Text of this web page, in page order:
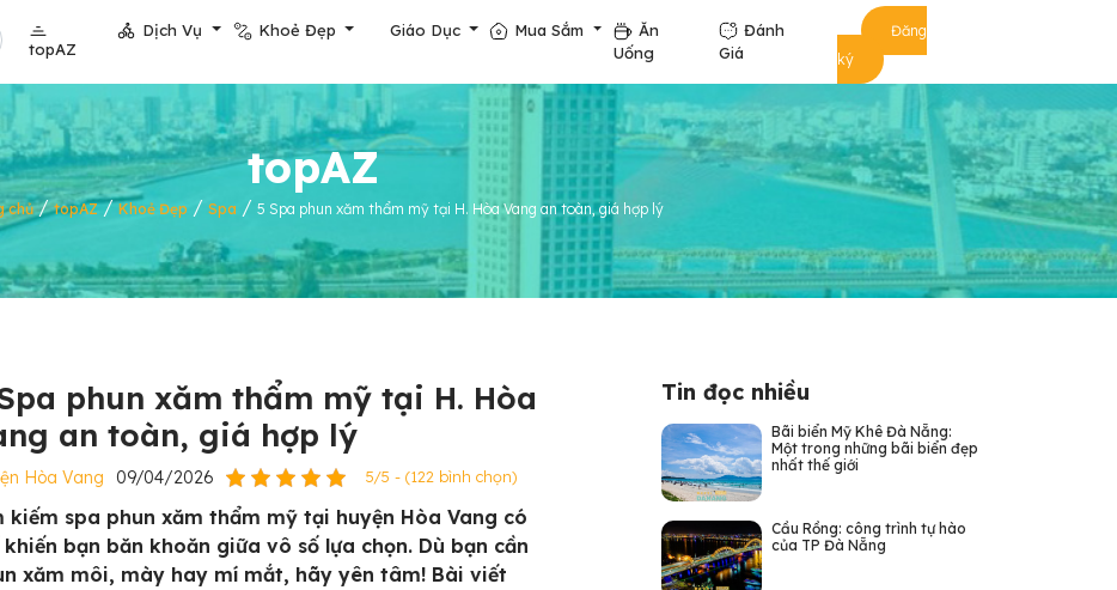
topAZ
Dịch Vụ Khoẻ Đẹp Giáo Dục Mua Sắm
Ăn
Uống
Đánh
Giá
Đăng
ký
topAZ
chủ/topAZ/Khoẻ Đẹp / Spa / 5 Spa phun xăm thẩm mỹ tại H. Hòa Vang an toàn, giá hợp lý
phun xăm thẩm mỹ tại H. Hòa
an toàn, giá hợp lý
Hòa Vang 09/04/2026 5/5 - (122 bình chọn)
kiếm spa phun xăm thẩm mỹ tại huyện Hòa Vang có
khiến bạn băn khoăn giữa vô số lựa chọn. Dù bạn cần
xăm môi, mày hay mí mắt, hãy yên tâm! Bài viết
Tin đọc nhiều
Bãi biển Mỹ Khê Đà Nẵng:
Một trong những bãi biển đẹp
nhất thế giới
Cầu Rồng: công trình tự hào
của TP Đà Nẵng